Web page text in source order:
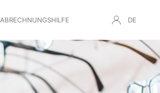
ABRECHNUNGSHILFE DE